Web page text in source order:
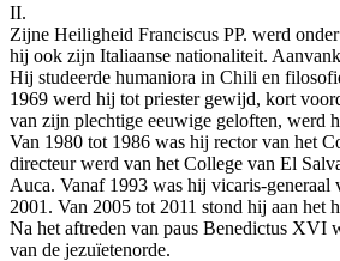
II.
Zijne Heiligheid Franciscus PP. werd
hij ook zijn Italiaanse nationaliteit.
Hij studeerde humaniora in Chili en
1969 werd hij tot priester gewijd, kort
van zijn plechtige eeuwige geloften, werd
Van 1980 tot 1986 was hij rector van het
directeur werd van het College van El
Auca. Vanaf 1993 was hij vicaris-
2001. Van 2005 tot 2011 stond hij aan het
Na het aftreden van paus Benedictus XVI
van de jezuïetenorde.